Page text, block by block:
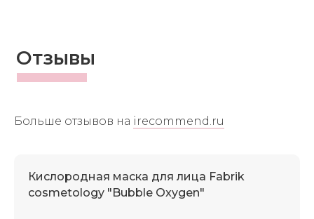
Отзывы
Больше отзывов на irecommend.ru
Кислородная маска для лица Fabrik
cosmetology "Bubble Oxygen"